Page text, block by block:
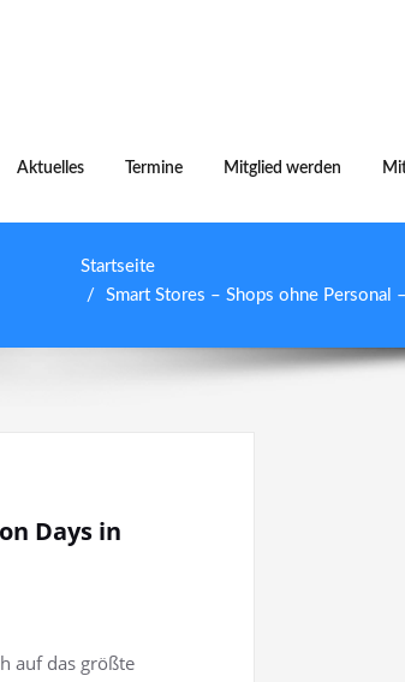
Aktuelles Termine Mitglied werden
Startseite
Smart Stores – Shops ohne
Days in
auf das größte